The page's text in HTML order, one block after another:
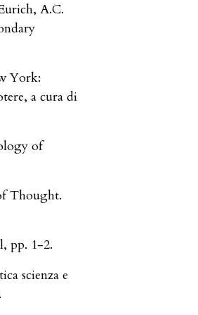
A.C.
York:
a cura di
of
Thought.
pp. 1-2.
scienza e